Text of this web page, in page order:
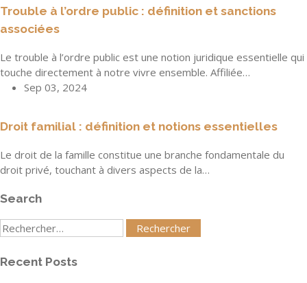
Trouble à l’ordre public : définition et sanctions
associées
Le trouble à l’ordre public est une notion juridique essentielle qui
touche directement à notre vivre ensemble. Affiliée…
Sep 03, 2024
Droit familial : définition et notions essentielles
Le droit de la famille constitue une branche fondamentale du
droit privé, touchant à divers aspects de la…
Search
Rechercher
Recent Posts